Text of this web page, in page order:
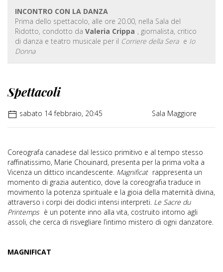
INCONTRO CON LA DANZA
Prima dello spettacolo, alle ore 20.00, nella Sala del
Ridotto, condotto da Valeria Crippa , giornalista, critico
di danza e teatro musicale per il Corriere della Sera e Io
Donna
Spettacoli
sabato 14 febbraio, 20:45 Sala Maggiore
Coreografa canadese dal lessico primitivo e al tempo stesso
raffinatissimo, Marie Chouinard, presenta per la prima volta a
Vicenza un dittico incandescente. Magnificat rappresenta un
momento di grazia autentico, dove la coreografia traduce in
movimento la potenza spirituale e la gioia della maternità divina,
attraverso i corpi dei dodici intensi interpreti. Le Sacre du
Printemps è un potente inno alla vita, costruito intorno agli
assoli, che cerca di risvegliare l’intimo mistero di ogni danzatore.
MAGNIFICAT